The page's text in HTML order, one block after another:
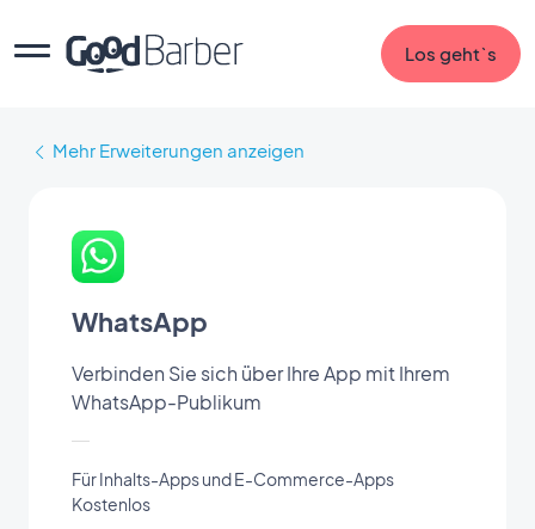
Los geht`s
Mehr Erweiterungen anzeigen
WhatsApp
Verbinden Sie sich über Ihre App mit Ihrem
WhatsApp-Publikum
Für Inhalts-Apps und E-Commerce-Apps
Kostenlos